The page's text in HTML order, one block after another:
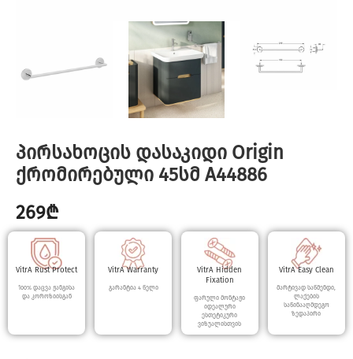
პირსახოცის დასაკიდი Origin
ქრომირებული 45სმ A44886
269₾
VitrA Rust Protect
100% დაცვა ჟანგისა
და კოროზიისგან
VitrA Warranty
გარანტია 4 წელი
VitrA Hidden
Fixation
ფარული მონტაჟი
იდეალური
ესთეტიკური
ვიზუალისთვის
VitrA Easy Clean
მარტივად საწმენდი,
ლაქების
საწინააღმდეგო
ზედაპირი